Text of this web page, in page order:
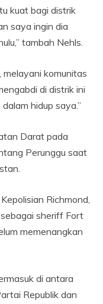
kuat bagi distrik
saya ingin dia
tambah Nehls.
melayani komunitas
di distrik ini
hidup saya.”
Darat pada
Perunggu saat
Richmond,
sheriff Fort
memenangkan
di antara
Republik dan